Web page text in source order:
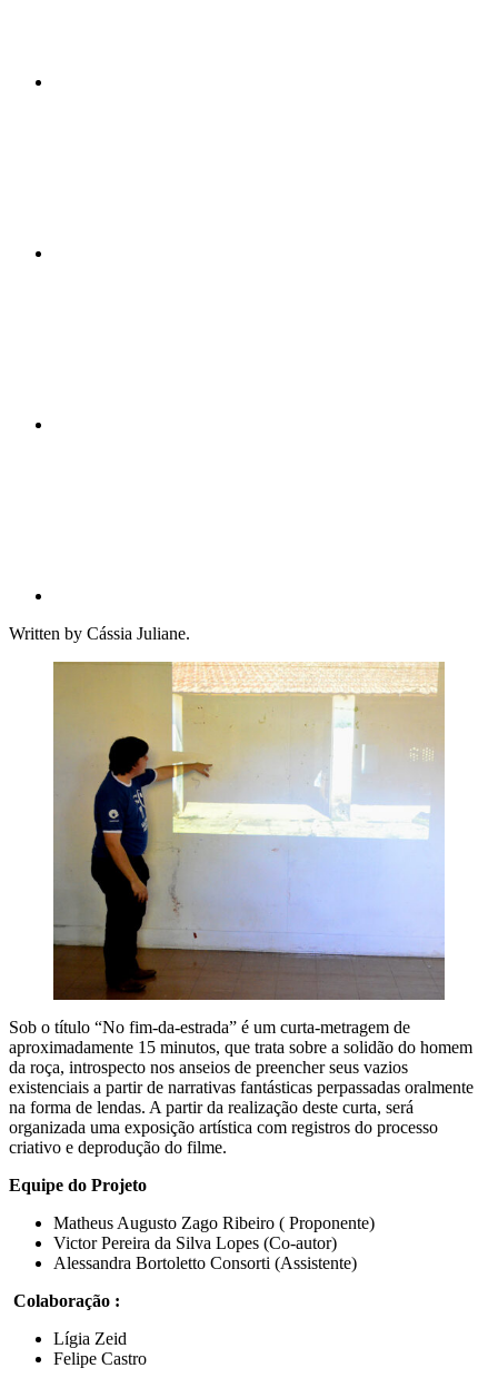
Written by Cássia Juliane.
Sob o título “No fim-da-estrada” é um curta-metragem de
aproximadamente 15 minutos, que trata sobre a solidão do homem
da roça, introspecto nos anseios de preencher seus vazios
existenciais a partir de narrativas fantásticas perpassadas oralmente
na forma de lendas. A partir da realização deste curta, será
organizada uma exposição artística com registros do processo
criativo e deprodução do filme.
Equipe do Projeto
Matheus Augusto Zago Ribeiro ( Proponente)
Victor Pereira da Silva Lopes (Co-autor)
Alessandra Bortoletto Consorti (Assistente)
Colaboração :
Lígia Zeid
Felipe Castro